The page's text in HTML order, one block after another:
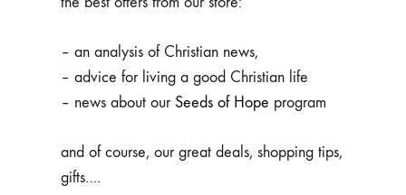
– an analysis of Christian news,
– advice for living a good Christian life
– news about our Seeds of Hope program
and of course, our great deals, shopping tips,
gifts….